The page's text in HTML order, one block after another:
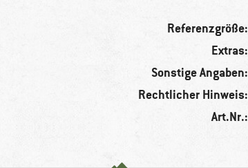
Referenzgröße:
Extras:
Sonstige Angaben:
Rechtlicher Hinweis:
Art.Nr.: